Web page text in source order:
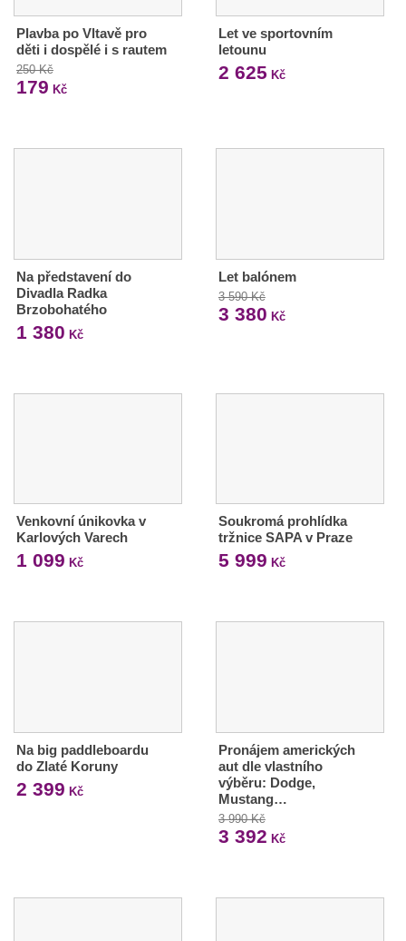
Plavba po Vltavě pro
děti i dospělé i s rautem
250 Kč
179 Kč
Let ve sportovním
letounu
2 625 Kč
Na představení do
Divadla Radka
Brzobohatého
1 380 Kč
Let balónem
3 590 Kč
3 380 Kč
Venkovní únikovka v
Karlových Varech
1 099 Kč
Soukromá prohlídka
tržnice SAPA v Praze
5 999 Kč
Na big paddleboardu
do Zlaté Koruny
2 399 Kč
Pronájem amerických
aut dle vlastního
výběru: Dodge,
Mustang…
3 990 Kč
3 392 Kč